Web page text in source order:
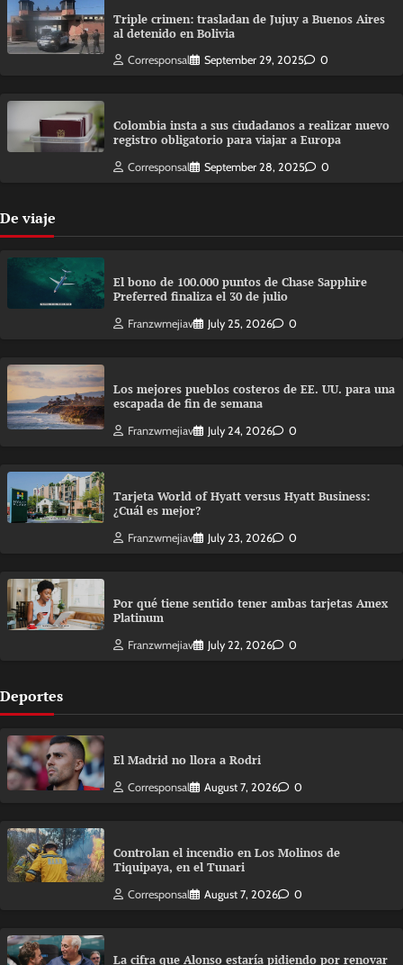
Triple crimen: trasladan de Jujuy a Buenos Aires
al detenido en Bolivia
Corresponsal September 29, 2025 0
Colombia insta a sus ciudadanos a realizar nuevo
registro obligatorio para viajar a Europa
Corresponsal September 28, 2025 0
De viaje
El bono de 100.000 puntos de Chase Sapphire
Preferred finaliza el 30 de julio
Franzwmejiav July 25, 2026 0
Los mejores pueblos costeros de EE. UU. para una
escapada de fin de semana
Franzwmejiav July 24, 2026 0
Tarjeta World of Hyatt versus Hyatt Business:
¿Cuál es mejor?
Franzwmejiav July 23, 2026 0
Por qué tiene sentido tener ambas tarjetas Amex
Platinum
Franzwmejiav July 22, 2026 0
Deportes
El Madrid no llora a Rodri
Corresponsal August 7, 2026 0
Controlan el incendio en Los Molinos de
Tiquipaya, en el Tunari
Corresponsal August 7, 2026 0
La cifra que Alonso estaría pidiendo por renovar